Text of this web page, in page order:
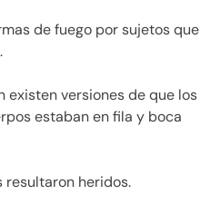
de fuego por sujetos que
versiones de que los
estaban en fila y boca
resultaron heridos.